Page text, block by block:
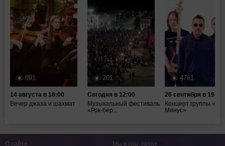
891
14 августа в 18:00
Вечер джаза и шахмат
201
Сегодня в 12:00
Музыкальный фестиваль
«Рок-бер...
4761
26 сентября в 19:00
Концерт группы
Минус»
О сайте Мы в соц. сетях